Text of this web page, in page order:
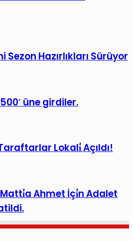
Sezon Hazırlıkları Sürüyor
üne girdiler.
Lokali̇ Açıldı!
Ahmet İçi̇n Adalet